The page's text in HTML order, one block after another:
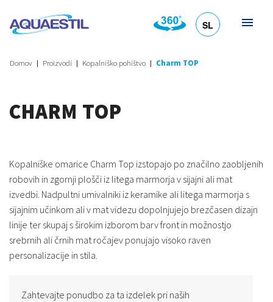
SL
Domov Proizvodi Kopalniško pohištvo Charm TOP
CHARM TOP
Kopalniške omarice Charm Top izstopajo po značilno zaobljenih
robovih in zgornji plošči iz litega marmorja v sijajni ali mat
izvedbi. Nadpultni umivalniki iz keramike ali litega marmorja s
sijajnim učinkom ali v mat videzu dopolnjujejo brezčasen dizajn
linije ter skupaj s širokim izborom barv front in možnostjo
srebrnih ali črnih mat ročajev ponujajo visoko raven
personalizacije in stila.
Zahtevajte ponudbo za ta izdelek pri naših